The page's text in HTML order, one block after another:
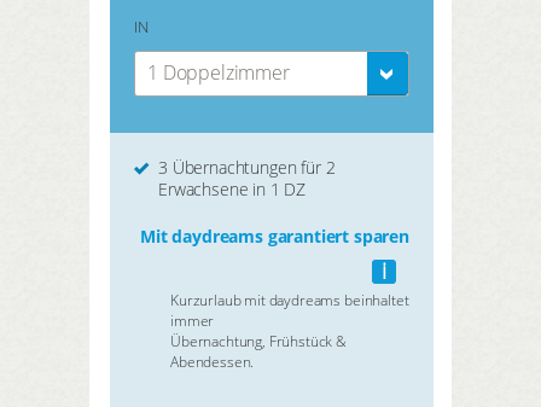
IN
1 Doppelzimmer
3 Übernachtungen für 2
Erwachsene in 1 DZ
Mit daydreams garantiert sparen
i
Kurzurlaub mit daydreams beinhaltet
immer
Übernachtung, Frühstück &
Abendessen.